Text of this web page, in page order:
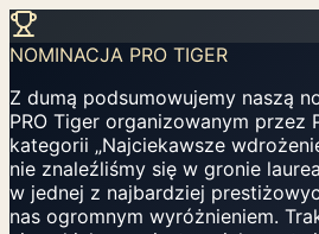
NOMINACJA PRO TIGER
Z dumą podsumowujemy naszą
PRO Tiger organizowanym przez
kategorii „Najciekawsze
nie znaleźliśmy się w gronie
w jednej z najbardziej
nas ogromnym wyróżnieniem.